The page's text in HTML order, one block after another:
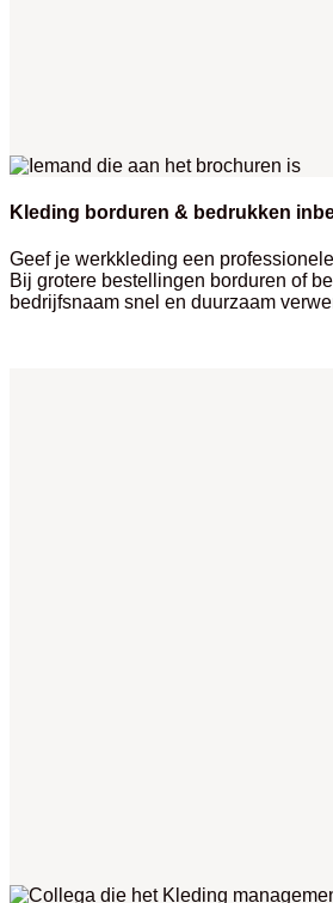
Kleding borduren & bedrukken
Geef je werkkleding een
Bij grotere bestellingen borduren of
bedrijfsnaam snel en duurzaam